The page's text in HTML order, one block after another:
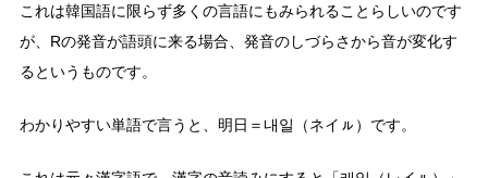
これは韓国語に限らず多くの言語にもみられることらしいのです
が、Rの発音が語頭に来る場合、発音のしづらさから音が変化す
るというものです。
わかりやすい単語で言うと、明日＝내일（ネイㇽ）です。